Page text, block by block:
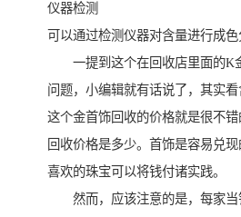
仪器检测
可以通过检测仪器对含量进行成
一提到这个在回收店里面的K
问题，小编辑就有话说了，其实
这个金首饰回收的价格就是很不
回收价格是多少。首饰是容易兑
喜欢的珠宝可以将钱付诸实践。
然而，应该注意的是，每家当